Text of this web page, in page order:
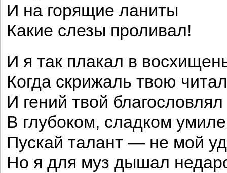
И на горящие ланиты
Какие слезы проливал!
И я так плакал в
Когда скрижаль твою
И гений твой благословлял
В глубоком, сладком
Пускай талант — не мой
Но я для муз дышал